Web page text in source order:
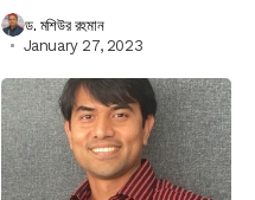
ড. মশিউর রহমান
January 27, 2023